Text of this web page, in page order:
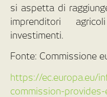
si aspetta di
imprenditori
investimenti.
Fonte: Commissione
https://ec.europa.eu/
commission-